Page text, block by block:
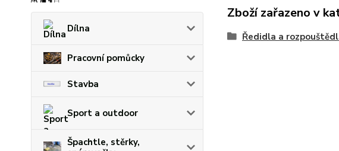
Dílna
Pracovní pomůcky
Stavba
Sport a outdoor
Špachtle, stěrky,
Zboží zařazeno v
Ředidla a